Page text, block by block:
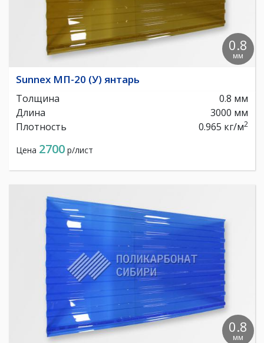
0.8
мм
Sunnex МП-20 (У) янтарь
Толщина
0.8 мм
Длина
3000 мм
Плотность
0.965 кг/м2
Цена 2700 р/лист
0.8
мм